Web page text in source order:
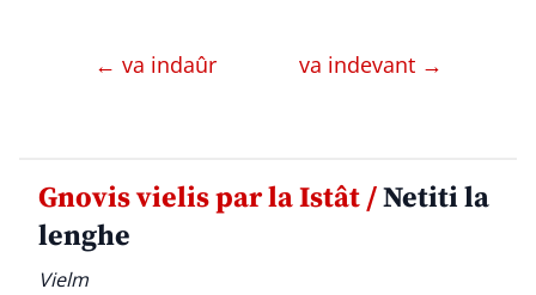
← va indaûr va indevant →
Gnovis vielis par la Istât /Netiti la
lenghe
Vielm